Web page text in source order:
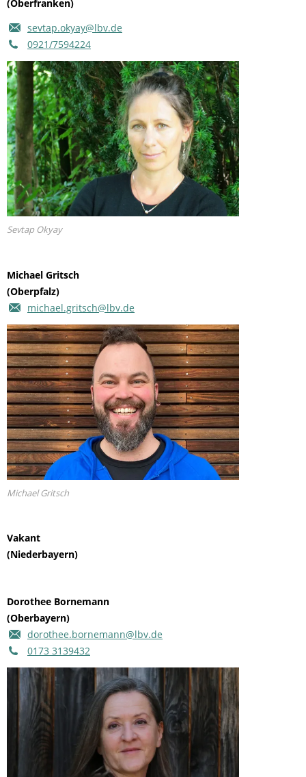
(Oberfranken)
sevtap.okyay@lbv.de
0921/7594224
Sevtap Okyay
Michael Gritsch
(Oberpfalz)
michael.gritsch@lbv.de
Michael Gritsch
Vakant
(Niederbayern)
Dorothee Bornemann
(Oberbayern)
dorothee.bornemann@lbv.de
0173 3139432